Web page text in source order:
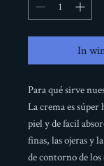
In
Para qué sirve
La crema es
piel y de facil
finas, las ojeras y
de contorno de los